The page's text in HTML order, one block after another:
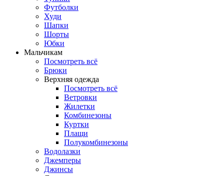
Футболки
Худи
Шапки
Шорты
Юбки
Мальчикам
Посмотреть всё
Брюки
Верхняя одежда
Посмотреть всё
Ветровки
Жилетки
Комбинезоны
Куртки
Плащи
Полукомбинезоны
Водолазки
Джемперы
Джинсы